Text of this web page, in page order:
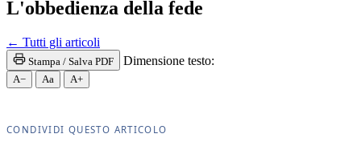
L'obbedienza della fede
← Tutti gli articoli
Stampa / Salva PDF Dimensione testo:
A− Aa A+
CONDIVIDI QUESTO ARTICOLO